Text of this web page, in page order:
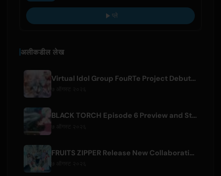
प्ले
अलीकडील लेख
Virtual Idol Group FouRTe Project Debuts with 'ALL IN' Album Produced by m-flo's ☆Taku Takahashi
BLACK TORCH Episode 6 Preview and Streaming Details
FRUITS ZIPPER Release New Collaboration Song '1,2,3,FOOOOUR'